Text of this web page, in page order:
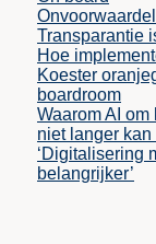
Transparantie
Hoe
Koester
boardroom
Waarom AI
niet langer
‘Digitalisering
belangrijker’